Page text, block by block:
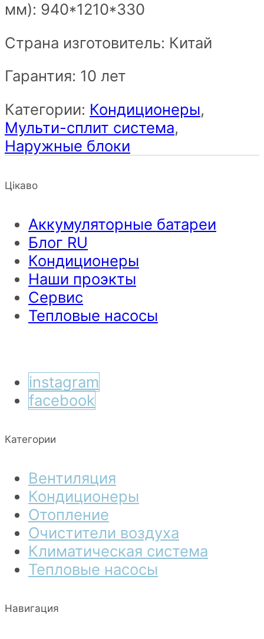
мм): 940*1210*330
Страна изготовитель: Китай
Гарантия: 10 лет
Категории: Кондиционеры,
Мульти-сплит система,
Наружные блоки
Цікаво
Аккумуляторные батареи
Блог RU
Кондиционеры
Наши проэкты
Сервис
Тепловые насосы
instagram
facebook
Категории
Вентиляция
Кондиционеры
Отопление
Очистители воздуха
Климатическая система
Тепловые насосы
Навигация